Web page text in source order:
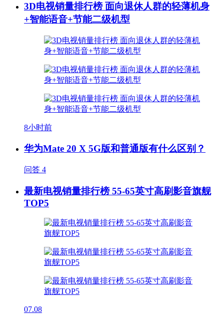
3D电视销量排行榜 面向退休人群的轻薄机身
+智能语音+节能二级机型
8小时前
华为Mate 20 X 5G版和普通版有什么区别？
问答 4
最新电视销量排行榜 55-65英寸高刷影音旗舰
TOP5
07.08